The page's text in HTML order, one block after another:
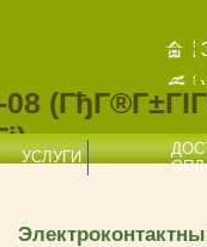
08
УСЛУГИ